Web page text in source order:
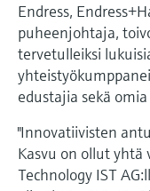
Device Viewer
Löydä tuotekohtaiset
dokumentaatio.
Varaosahaku
Löydä varaosat
tai sarjanumeron
Mikroaaltomittaus
Memosens
Näytä kaikki
päätöksentekoa
läpinäkyvyyden
Endress,
puheenjohtaja,
tervetulleiksi
edustajia sekä
"Innovatiivisten
Kasvu on ollut yhtä
Technology IST